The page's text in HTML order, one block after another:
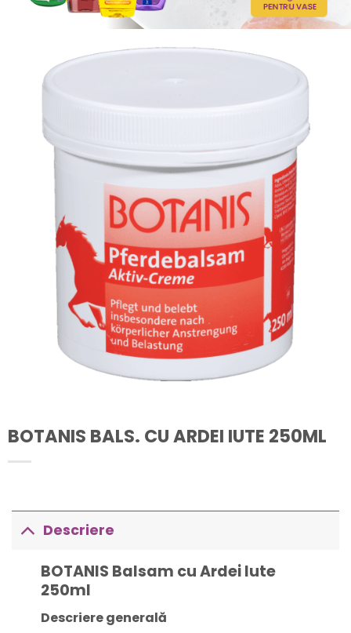
BOTANIS BALS. CU ARDEI IUTE 250ML
Descriere
BOTANIS Balsam cu Ardei Iute
250ml
Descriere generală